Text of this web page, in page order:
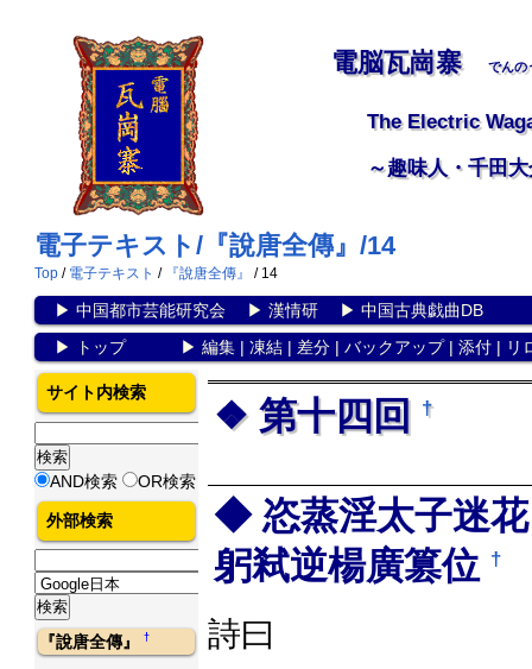
電脳瓦崗寨 でんの
The Electric
～趣味人・千田
電子テキスト/『說唐全傳』/14
Top / 電子テキスト / 『說唐全傳』 / 14
▶ 中国都市芸能研究会▶ 漢情研▶ 中国古典戯曲DB
▶
トップ▶ 編集| 凍結| 差分| バックアップ| 添付| リ
第十四回 †
恣蒸淫太子迷花
躬弒逆楊廣篡位 †
詩曰
サイト内検索
AND検索 OR検索
外部検索
『說唐全傳』†